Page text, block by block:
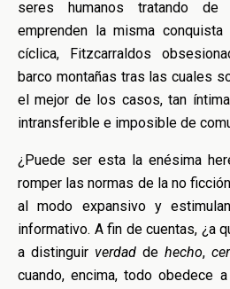
seres humanos tratando de
emprenden la misma
cíclica, Fitzcarraldos
barco montañas tras las cuales
el mejor de los casos, tan
intransferible e imposible de
¿Puede ser esta la enésima
romper las normas de la no
al modo expansivo y
informativo. A fin de cuentas, ¿a
a distinguir verdad de hecho,
cuando, encima, todo obedece